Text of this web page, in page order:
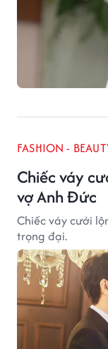
Chiếc váy
vợ Anh Đức
FASHION -
Chiếc váy cưới
trọng đại.